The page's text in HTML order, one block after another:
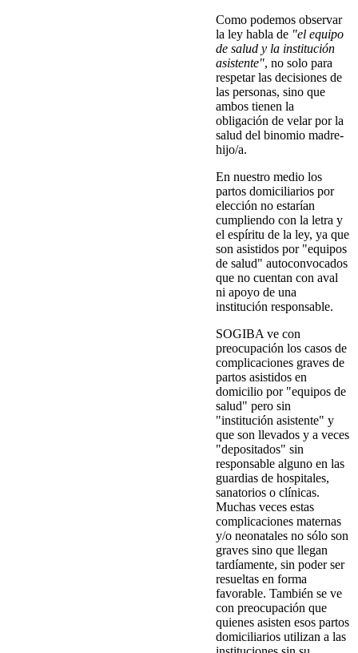
Como podemos observar
la ley habla de "el equipo
de salud y la institución
asistente", no solo para
respetar las decisiones de
las personas, sino que
ambos tienen la
obligación de velar por la
salud del binomio madre-
hijo/a.
En nuestro medio los
partos domiciliarios por
elección no estarían
cumpliendo con la letra y
el espíritu de la ley, ya que
son asistidos por "equipos
de salud" autoconvocados
que no cuentan con aval
ni apoyo de una
institución responsable.
SOGIBA ve con
preocupación los casos de
complicaciones graves de
partos asistidos en
domicilio por "equipos de
salud" pero sin
"institución asistente" y
que son llevados y a veces
"depositados" sin
responsable alguno en las
guardias de hospitales,
sanatorios o clínicas.
Muchas veces estas
complicaciones maternas
y/o neonatales no sólo son
graves sino que llegan
tardíamente, sin poder ser
resueltas en forma
favorable. También se ve
con preocupación que
quienes asisten esos partos
domiciliarios utilizan a las